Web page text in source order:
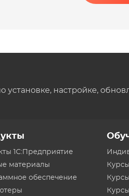
установке, настройке,
1С:Предприятие
материалы
обеспечение